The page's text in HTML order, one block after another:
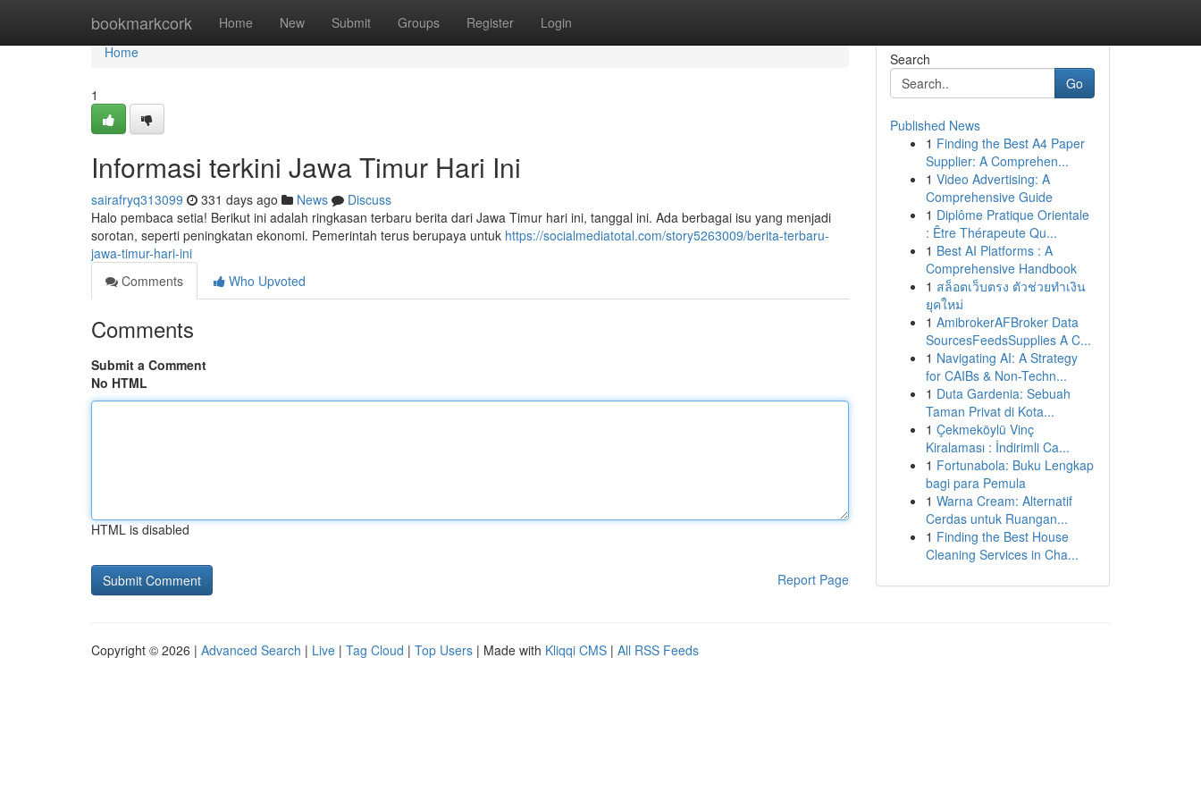
bookmarkcork Home New Submit Groups Register Login
Home
Home
1
Informasi terkini Jawa Timur Hari Ini
sairafryq313099 331 days ago News
Discuss
Halo pembaca setia! Berikut ini adalah ringkasan terbaru berita dari Jawa Timur hari ini, tanggal ini. Ada berbagai isu yang menjadi
sorotan, seperti peningkatan ekonomi. Pemerintah terus berupaya untuk https://socialmediatotal.com/story5263009/berita-terbaru-
jawa-timur-hari-ini
Comments
Who Upvoted
Comments
Submit a Comment
No HTML
HTML is disabled
Report Page
Search
Go
Published News
1 Finding the Best A4 Paper
Supplier: A Comprehen...
1 Video Advertising: A
Comprehensive Guide
1 Diplôme Pratique Orientale
: Être Thérapeute Qu...
1 Best AI Platforms : A
Comprehensive Handbook
1 สล็อตเว็บตรง ตัวช่วยทำเงิน
ยุคใหม่
1 AmibrokerAFBroker Data
SourcesFeedsSupplies A C...
1 Navigating AI: A Strategy
for CAIBs & Non-Techn...
1 Duta Gardenia: Sebuah
Taman Privat di Kota...
1 Çekmeköylü Vinç
Kiralaması : İndirimli Ca...
1 Fortunabola: Buku Lengkap
bagi para Pemula
1 Warna Cream: Alternatif
Cerdas untuk Ruangan...
1 Finding the Best House
Cleaning Services in Cha...
Copyright © 2026 | Advanced Search | Live | Tag Cloud | Top Users | Made with Kliqqi CMS | All RSS Feeds